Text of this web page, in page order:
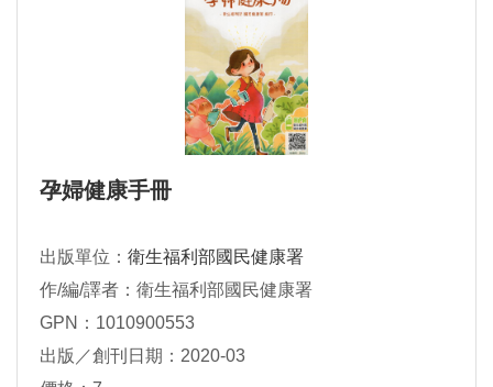
孕婦健康手冊
出版單位： 衛生福利部國民健康署
作/編/譯者：衛生福利部國民健康署
GPN：1010900553
出版／創刊日期：2020-03